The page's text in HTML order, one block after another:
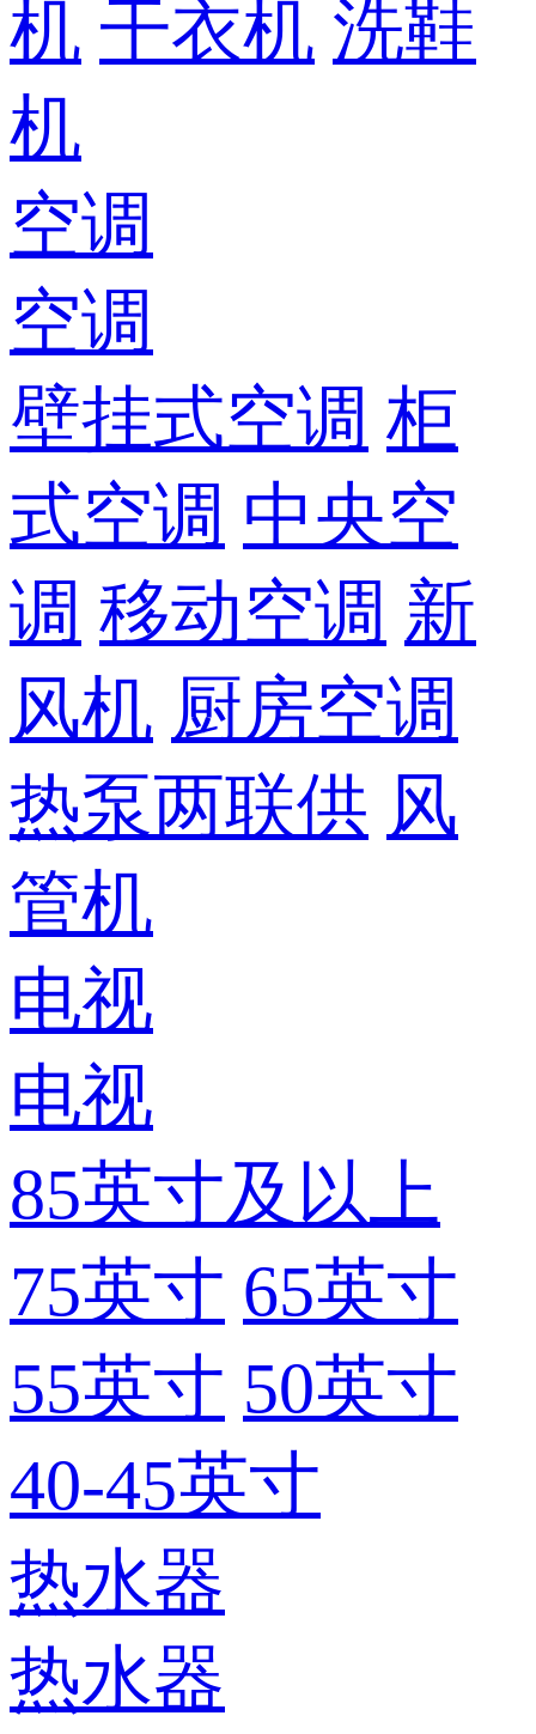
机 干衣机 洗鞋
机
空调
空调
壁挂式空调 柜
式空调 中央空
调 移动空调 新
风机 厨房空调
热泵两联供 风
管机
电视
电视
85英寸及以上
75英寸 65英寸
55英寸 50英寸
40-45英寸
热水器
热水器